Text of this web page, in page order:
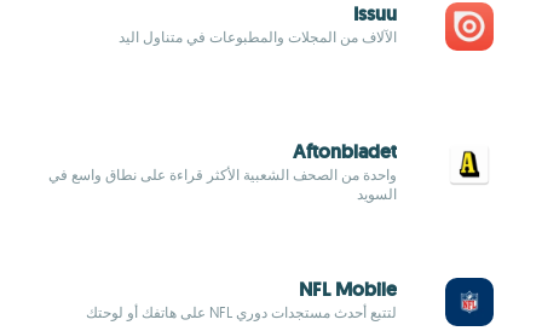
Issuu
الآلاف من المجلات والمطبوعات في متناول اليد
Aftonbladet
واحدة من الصحف الشعبية الأكثر قراءة على نطاق واسع في
السويد
NFL Mobile
لتتبع أحدث مستجدات دوري NFL على هاتفك أو لوحتك